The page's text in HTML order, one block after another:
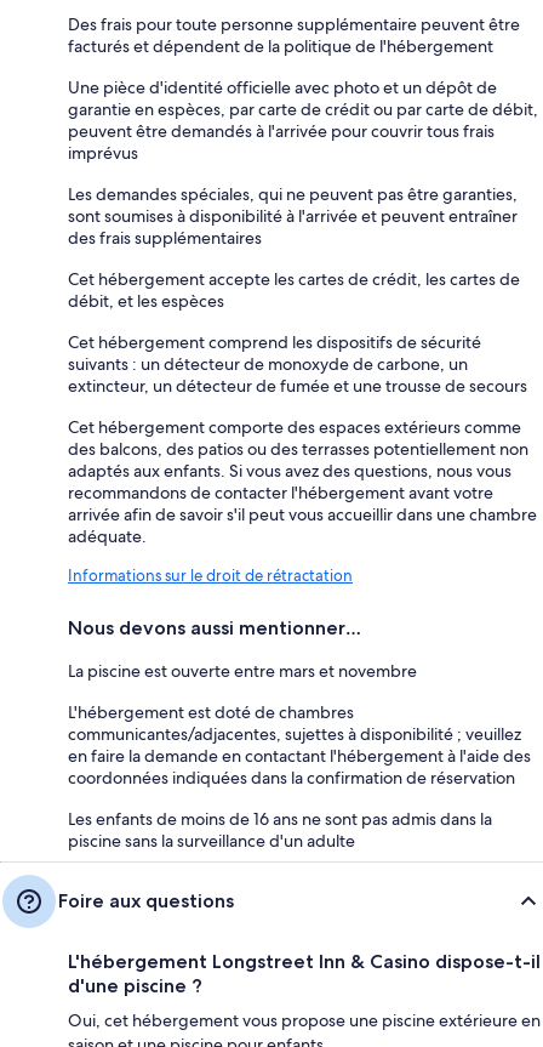
Des frais pour toute personne supplémentaire peuvent être
facturés et dépendent de la politique de l'hébergement
Une pièce d'identité officielle avec photo et un dépôt de
garantie en espèces, par carte de crédit ou par carte de débit,
peuvent être demandés à l'arrivée pour couvrir tous frais
imprévus
Les demandes spéciales, qui ne peuvent pas être garanties,
sont soumises à disponibilité à l'arrivée et peuvent entraîner
des frais supplémentaires
Cet hébergement accepte les cartes de crédit, les cartes de
débit, et les espèces
Cet hébergement comprend les dispositifs de sécurité
suivants : un détecteur de monoxyde de carbone, un
extincteur, un détecteur de fumée et une trousse de secours
Cet hébergement comporte des espaces extérieurs comme
des balcons, des patios ou des terrasses potentiellement non
adaptés aux enfants. Si vous avez des questions, nous vous
recommandons de contacter l'hébergement avant votre
arrivée afin de savoir s'il peut vous accueillir dans une chambre
adéquate.
Informations sur le droit de rétractation
Nous devons aussi mentionner…
La piscine est ouverte entre mars et novembre
L'hébergement est doté de chambres
communicantes/adjacentes, sujettes à disponibilité ; veuillez
en faire la demande en contactant l'hébergement à l'aide des
coordonnées indiquées dans la confirmation de réservation
Les enfants de moins de 16 ans ne sont pas admis dans la
piscine sans la surveillance d'un adulte
Foire aux questions
L'hébergement Longstreet Inn & Casino dispose-t-il
d'une piscine ?
Oui, cet hébergement vous propose une piscine extérieure en